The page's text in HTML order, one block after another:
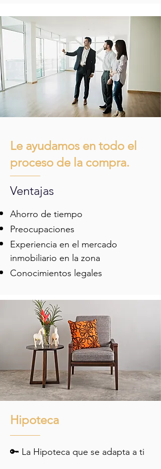
Le ayudamos en todo el
proceso de la compra.
Ventajas
Ahorro de tiempo
Preocupaciones
Experiencia en el mercado
inmobiliario en la zona
Conocimientos legales
Hipoteca
🔑 La Hipoteca que se adapta a ti